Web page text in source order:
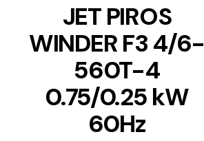
JET PIROS
WINDER F3 4/6-
560T-4
0.75/0.25 kW
60Hz